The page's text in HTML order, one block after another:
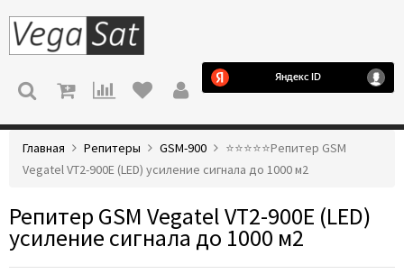
МЕНЮ
Главная Репитеры GSM-900
⭐️⭐️⭐️⭐️⭐️Репитер GSM
Vegatel VT2-900E (LED) усиление сигнала до 1000 м2
Репитер GSM Vegatel VT2-900E (LED)
усиление сигнала до 1000 м2